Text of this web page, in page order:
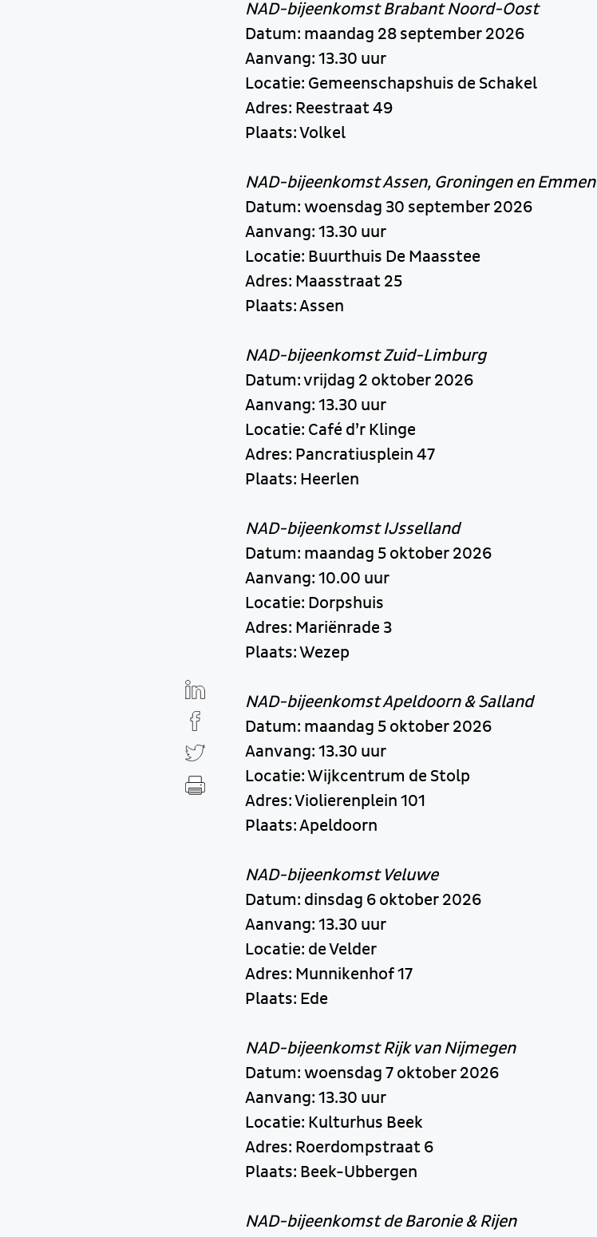
NAD-bijeenkomst Brabant Noord-Oost
Datum: maandag 28 september 2026
Aanvang: 13.30 uur
Locatie: Gemeenschapshuis de Schakel
Adres: Reestraat 49
Plaats: Volkel
NAD-bijeenkomst Assen, Groningen en Emmen
Datum: woensdag 30 september 2026
Aanvang: 13.30 uur
Locatie: Buurthuis De Maasstee
Adres: Maasstraat 25
Plaats: Assen
NAD-bijeenkomst Zuid-Limburg
Datum: vrijdag 2 oktober 2026
Aanvang: 13.30 uur
Locatie: Café d’r Klinge
Adres: Pancratiusplein 47
Plaats: Heerlen
NAD-bijeenkomst IJsselland
Datum: maandag 5 oktober 2026
Aanvang: 10.00 uur
Locatie: Dorpshuis
Adres: Mariënrade 3
Plaats: Wezep
NAD-bijeenkomst Apeldoorn & Salland
Datum: maandag 5 oktober 2026
Aanvang: 13.30 uur
Locatie: Wijkcentrum de Stolp
Adres: Violierenplein 101
Plaats: Apeldoorn
NAD-bijeenkomst Veluwe
Datum: dinsdag 6 oktober 2026
Aanvang: 13.30 uur
Locatie: de Velder
Adres: Munnikenhof 17
Plaats: Ede
NAD-bijeenkomst Rijk van Nijmegen
Datum: woensdag 7 oktober 2026
Aanvang: 13.30 uur
Locatie: Kulturhus Beek
Adres: Roerdompstraat 6
Plaats: Beek-Ubbergen
NAD-bijeenkomst de Baronie & Rijen